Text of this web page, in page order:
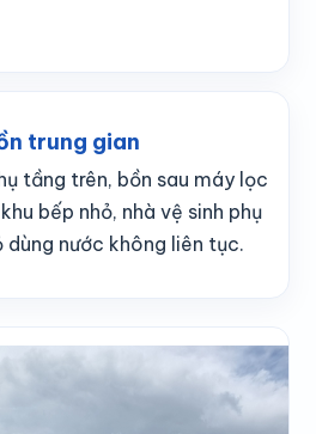
trung gian
tầng trên, bồn sau máy lọc
bếp nhỏ, nhà vệ sinh phụ
dùng nước không liên tục.